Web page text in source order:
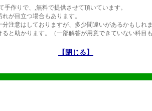
【閉じる】
手作りで、,無料で提供させて頂いています。
が目立つ場合もあります。
注意はしておりますが、多少間違いがあるかもしれ
と助かります。（一部解答が用意できていない科目